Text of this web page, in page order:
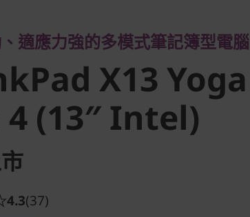
X13 Yoga
(13″ Intel)
適應力強的多模式筆記簿型電腦
X13 Yoga
4 (13″ Intel)
4.3(37)